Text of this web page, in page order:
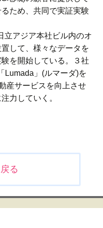
ため、共同で実証実験
立アジア本社ビル内のオ
して、様々なデータを
を開始している。３社
Lumada」(ルマーダ)を
産サービスを向上させ
力していく。
る